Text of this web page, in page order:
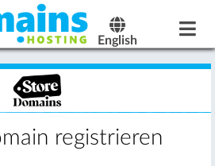
English
registrieren